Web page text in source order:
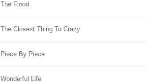
The Flood
The Closest Thing To Crazy
Piece By Piece
Wonderful Life